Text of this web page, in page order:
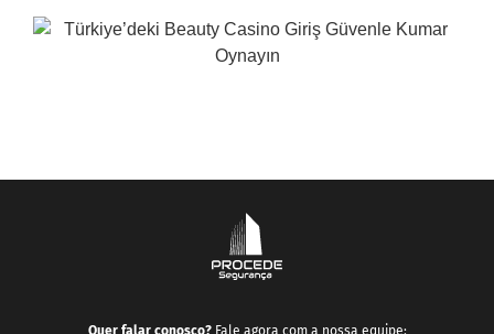
Quer falar conosco?Fale agora com a nossa equipe: